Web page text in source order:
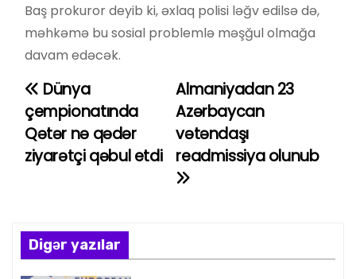
Baş prokuror deyib ki, əxlaq polisi ləğv edilsə də,
məhkəmə bu sosial problemlə məşğul olmağa
davam edəcək.
Y
a
z
n
a
Almaniyadan 23
Azərbaycan
vətəndaşı
readmissiya olunub
Dünya
çempionatında
Qətər nə qədər
ziyarətçi qəbul etdi
Digər yazılar